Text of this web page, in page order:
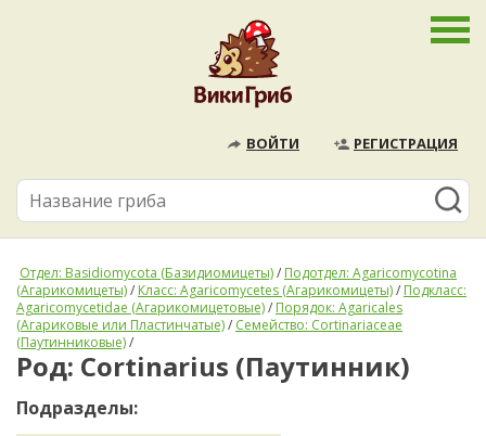
ВОЙТИ РЕГИСТРАЦИЯ
Отдел: Basidiomycota (Базидиомицеты)/ Подотдел: Agaricomycotina
(Агарикомицеты)/ Класс: Agaricomycetes (Агарикомицеты)/ Подкласс:
Agaricomycetidae (Агарикомицетовые)/ Порядок: Agaricales
(Агариковые или Пластинчатые)/ Семейство: Cortinariaceae
(Паутинниковые)/
Род: Cortinarius (Паутинник)
Подразделы: